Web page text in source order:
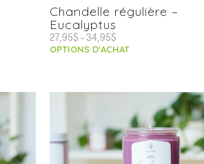
Chandelle régulière –
Eucalyptus
27,95$ –34,95$
OPTIONS D'ACHAT